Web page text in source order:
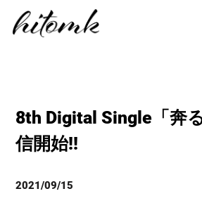
8th Digital Single「奔
信開始!!
2021/09/15